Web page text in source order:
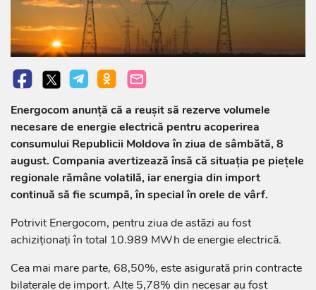
Energocom anunță că a reușit să rezerve volumele
necesare de energie electrică pentru acoperirea
consumului Republicii Moldova în ziua de sâmbătă, 8
august. Compania avertizează însă că situația pe piețele
regionale rămâne volatilă, iar energia din import
continuă să fie scumpă, în special în orele de vârf.
Potrivit Energocom, pentru ziua de astăzi au fost
achiziționați în total 10.989 MWh de energie electrică.
Cea mai mare parte, 68,50%, este asigurată prin contracte
bilaterale de import. Alte 5,78% din necesar au fost